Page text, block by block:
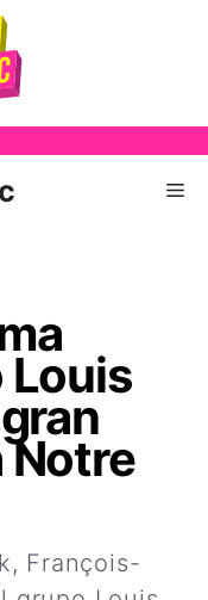
Louis
Notre
François-